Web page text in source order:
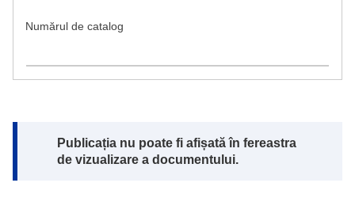
Numărul de catalog
Note:
Publicația nu poate fi afișată în fereastra
de vizualizare a documentului.